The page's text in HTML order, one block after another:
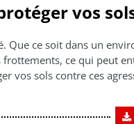
vos
ce soit dans un
ce qui peut
vos sols contre ces